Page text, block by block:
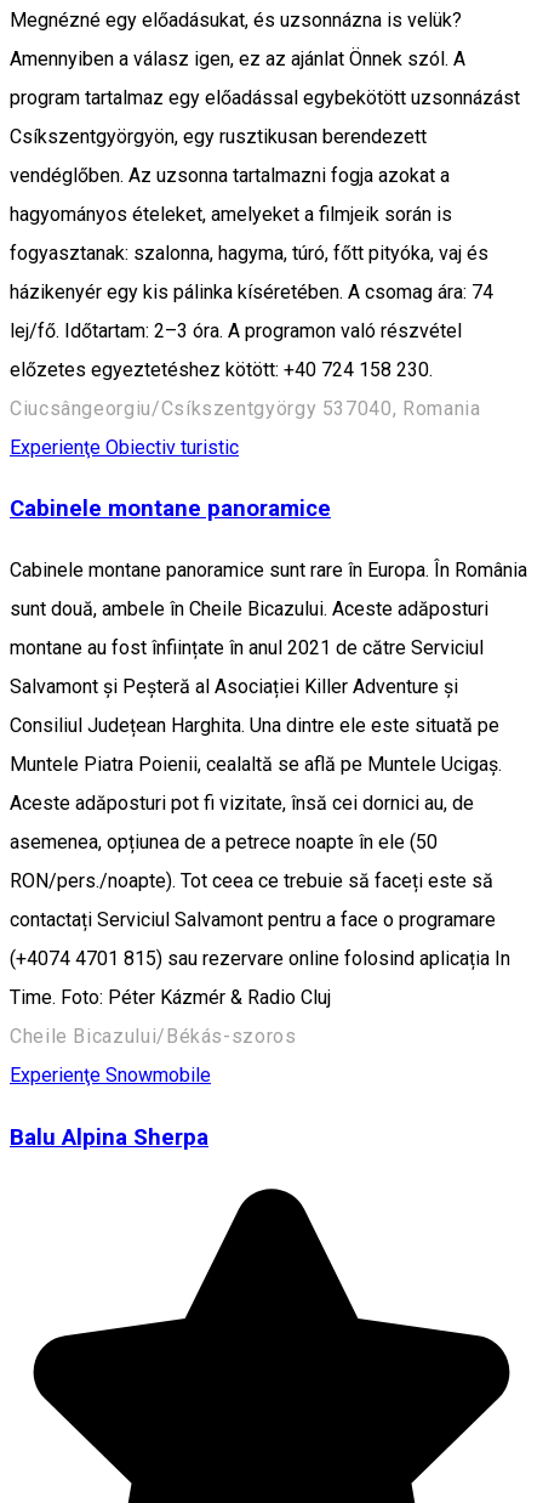
Megnézné egy előadásukat, és uzsonnázna is velük?
Amennyiben a válasz igen, ez az ajánlat Önnek szól. A
program tartalmaz egy előadással egybekötött uzsonnázást
Csíkszentgyörgyön, egy rusztikusan berendezett
vendéglőben. Az uzsonna tartalmazni fogja azokat a
hagyományos ételeket, amelyeket a filmjeik során is
fogyasztanak: szalonna, hagyma, túró, főtt pityóka, vaj és
házikenyér egy kis pálinka kíséretében. A csomag ára: 74
lej/fő. Időtartam: 2–3 óra. A programon való részvétel
előzetes egyeztetéshez kötött: +40 724 158 230.
Ciucsângeorgiu/Csíkszentgyörgy 537040, Romania
Experienţe Obiectiv turistic
Cabinele montane panoramice
Cabinele montane panoramice sunt rare în Europa. În România
sunt două, ambele în Cheile Bicazului. Aceste adăposturi
montane au fost înființate în anul 2021 de către Serviciul
Salvamont și Peșteră al Asociației Killer Adventure și
Consiliul Județean Harghita. Una dintre ele este situată pe
Muntele Piatra Poienii, cealaltă se află pe Muntele Ucigaş.
Aceste adăposturi pot fi vizitate, însă cei dornici au, de
asemenea, opțiunea de a petrece noapte în ele (50
RON/pers./noapte). Tot ceea ce trebuie să faceți este să
contactați Serviciul Salvamont pentru a face o programare
(+4074 4701 815) sau rezervare online folosind aplicația In
Time. Foto: Péter Kázmér & Radio Cluj
Cheile Bicazului/Békás-szoros
Experienţe Snowmobile
Balu Alpina Sherpa